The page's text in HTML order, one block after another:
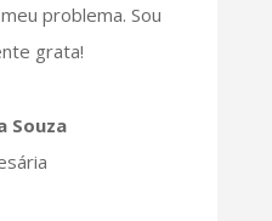
problema. Sou
grata!
Souza